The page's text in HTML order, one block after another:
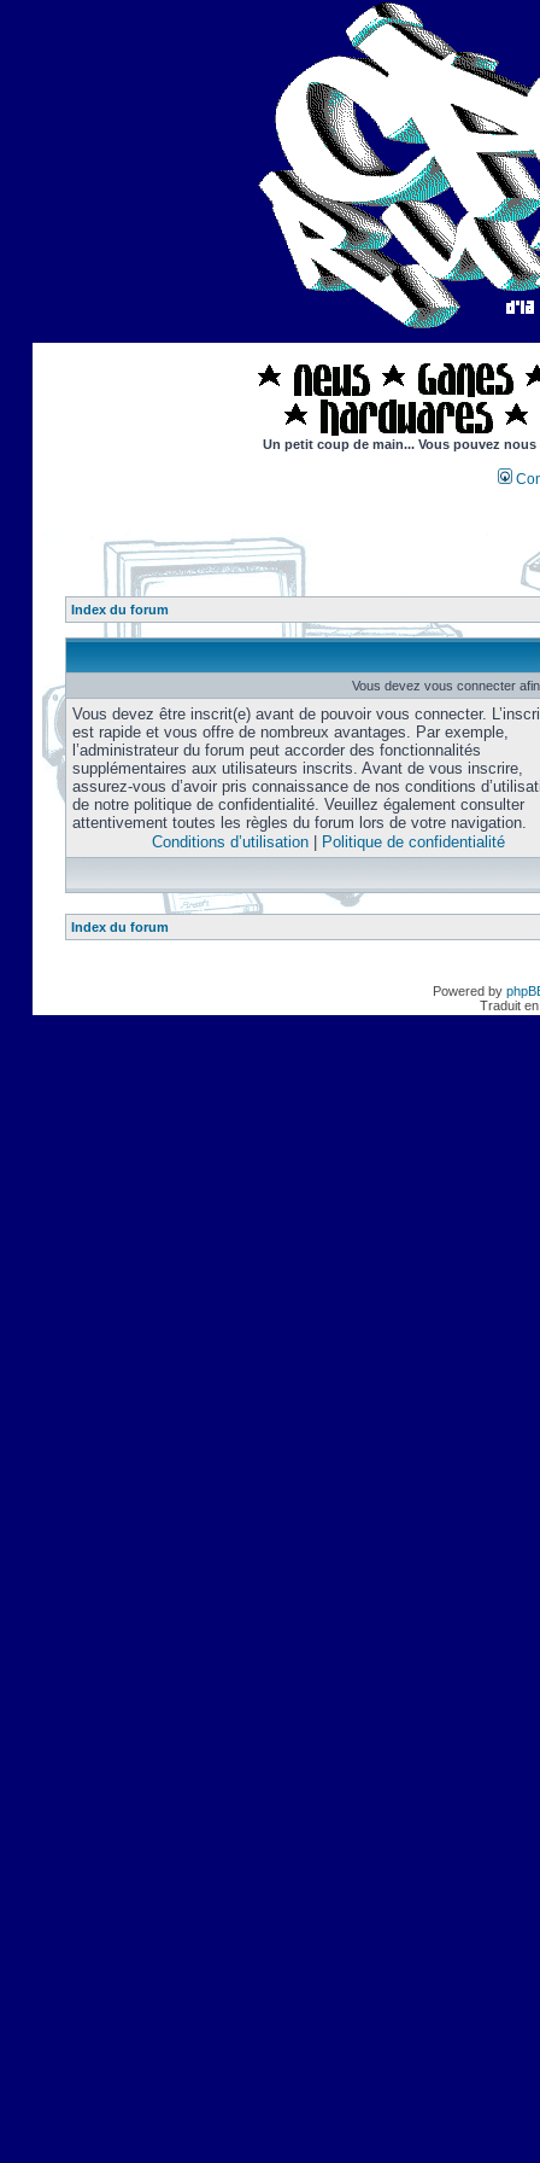
Un petit coup de main... Vous pouvez
Index du forum
Vous devez vous connecter
Vous devez être inscrit(e) avant de pouvoir vous connecter.
est rapide et vous offre de nombreux avantages. Par exemple,
l’administrateur du forum peut accorder des fonctionnalités
supplémentaires aux utilisateurs inscrits. Avant de vous inscrire,
assurez-vous d’avoir pris connaissance de nos conditions
de notre politique de confidentialité. Veuillez également consulter
attentivement toutes les règles du forum lors de votre navigation.
Conditions d’utilisation| Politique de confidentialité
Index du forum
Powered by
Traduit